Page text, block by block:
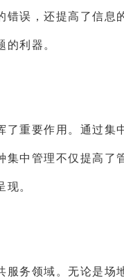
误，还提高了信息
利器。
重要作用。通过集
中管理不仅提高了
。
务领域。无论是场